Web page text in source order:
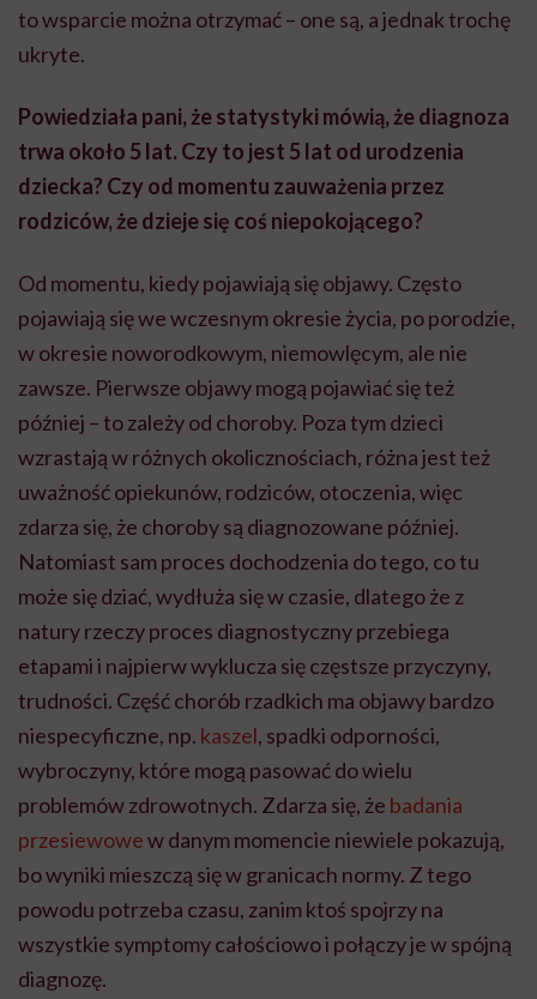
to wsparcie można otrzymać – one są, a jednak trochę
ukryte.
Powiedziała pani, że statystyki mówią, że diagnoza
trwa około 5 lat. Czy to jest 5 lat od urodzenia
dziecka? Czy od momentu zauważenia przez
rodziców, że dzieje się coś niepokojącego?
Od momentu, kiedy pojawiają się objawy. Często
pojawiają się we wczesnym okresie życia, po porodzie,
w okresie noworodkowym, niemowlęcym, ale nie
zawsze. Pierwsze objawy mogą pojawiać się też
później – to zależy od choroby. Poza tym dzieci
wzrastają w różnych okolicznościach, różna jest też
uważność opiekunów, rodziców, otoczenia, więc
zdarza się, że choroby są diagnozowane później.
Natomiast sam proces dochodzenia do tego, co tu
może się dziać, wydłuża się w czasie, dlatego że z
natury rzeczy proces diagnostyczny przebiega
etapami i najpierw wyklucza się częstsze przyczyny,
trudności. Część chorób rzadkich ma objawy bardzo
niespecyficzne, np. kaszel, spadki odporności,
wybroczyny, które mogą pasować do wielu
problemów zdrowotnych. Zdarza się, że badania
przesiewowew danym momencie niewiele pokazują,
bo wyniki mieszczą się w granicach normy. Z tego
powodu potrzeba czasu, zanim ktoś spojrzy na
wszystkie symptomy całościowo i połączy je w spójną
diagnozę.